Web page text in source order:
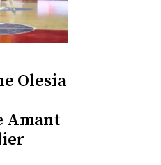
Olesia
Amant